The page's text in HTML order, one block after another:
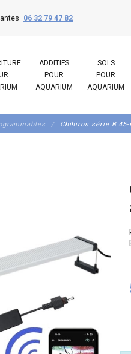
06 32 79 47 82
ADDITIFS
POUR
AQUARIUM
SOLS
POUR
AQUARIUM
Chihiros série B